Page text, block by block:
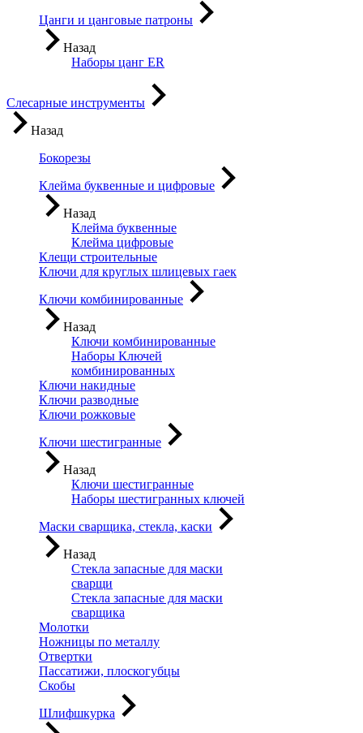
Цанги и цанговые патроны
Назад
Наборы цанг ER
Слесарные инструменты
Назад
Бокорезы
Клейма буквенные и цифровые
Назад
Клейма буквенные
Клейма цифровые
Клещи строительные
Ключи для круглых шлицевых гаек
Ключи комбинированные
Назад
Ключи комбинированные
Наборы Ключей
комбинированных
Ключи накидные
Ключи разводные
Ключи рожковые
Ключи шестигранные
Назад
Ключи шестигранные
Наборы шестигранных ключей
Маски сварщика, стекла, каски
Назад
Стекла запасные для маски
сварщи
Стекла запасные для маски
сварщика
Молотки
Ножницы по металлу
Отвертки
Пассатижи, плоскогубцы
Скобы
Шлифшкурка